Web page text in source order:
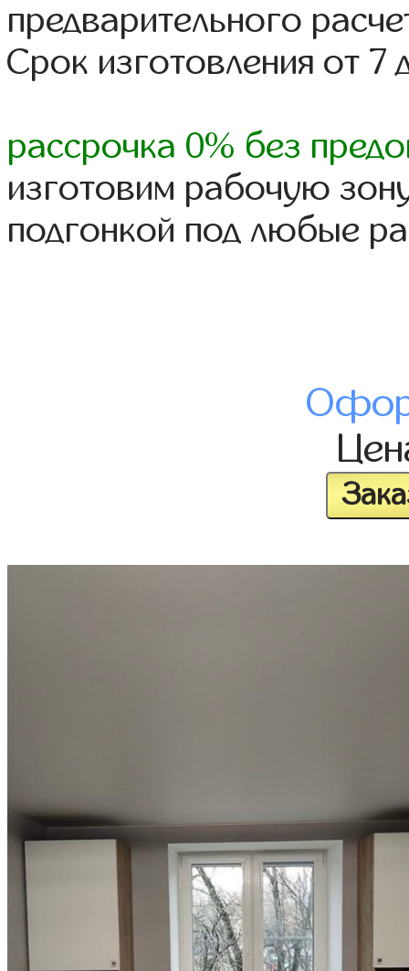
предварительного
Срок изготовления от 7
рассрочка 0% без
изготовим рабочую
подгонкой под любые